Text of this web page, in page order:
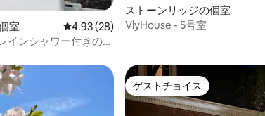
室 レビュー28件、5つ星中4.93つ星の平均評価
4.93 (28)
インシャワー付きの
ストーンリッジの個室
VlyHouse - 5号室
ゲストチョイス
ゲストチョイス